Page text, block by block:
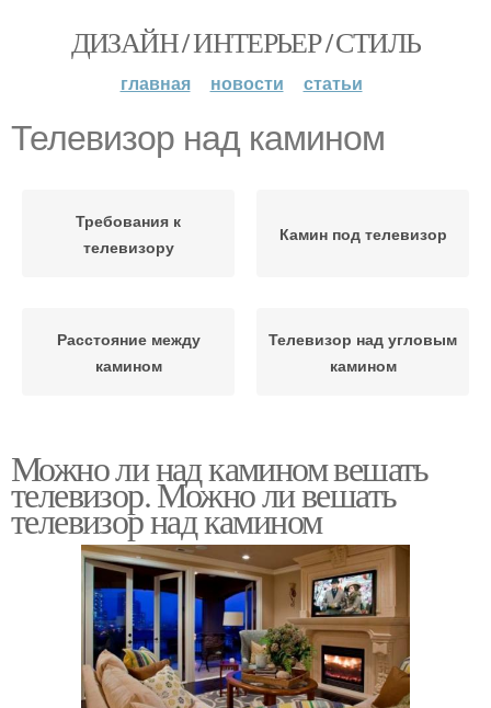
ДИЗАЙН / ИНТЕРЬЕР / СТИЛЬ
главная новости статьи
Телевизор над камином
Требования к
телевизору
Камин под телевизор
Расстояние между
камином
Телевизор над угловым
камином
Можно ли над камином вешать
телевизор. Можно ли вешать
телевизор над камином